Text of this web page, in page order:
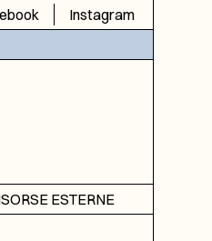
Instagram
ESTERNE